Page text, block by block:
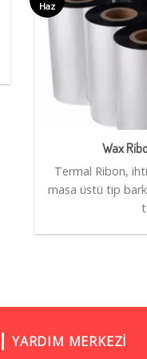
Wax
Termal Ribon,
masa üstü tip
Haz
YARDIM MERKEZI